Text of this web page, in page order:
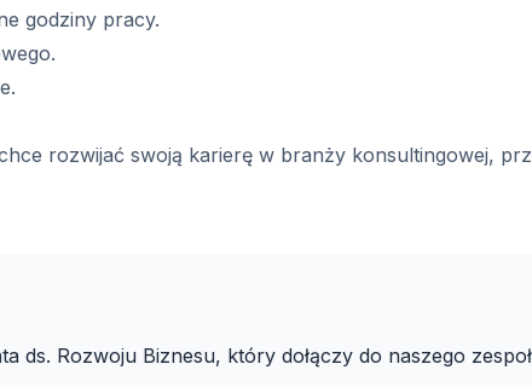
godziny pracy.
rozwijać swoją karierę w branży konsultingowej,
ds. Rozwoju Biznesu, który dołączy do naszego